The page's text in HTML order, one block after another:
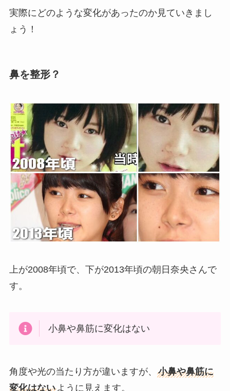
実際にどのような変化があったのか見ていきまし
ょう！
鼻を整形？
上が2008年頃で、下が2013年頃の朝日奈央さんで
す。
小鼻や鼻筋に変化はない
角度や光の当たり方が違いますが、 小鼻や鼻筋に
変化はないように見えます。